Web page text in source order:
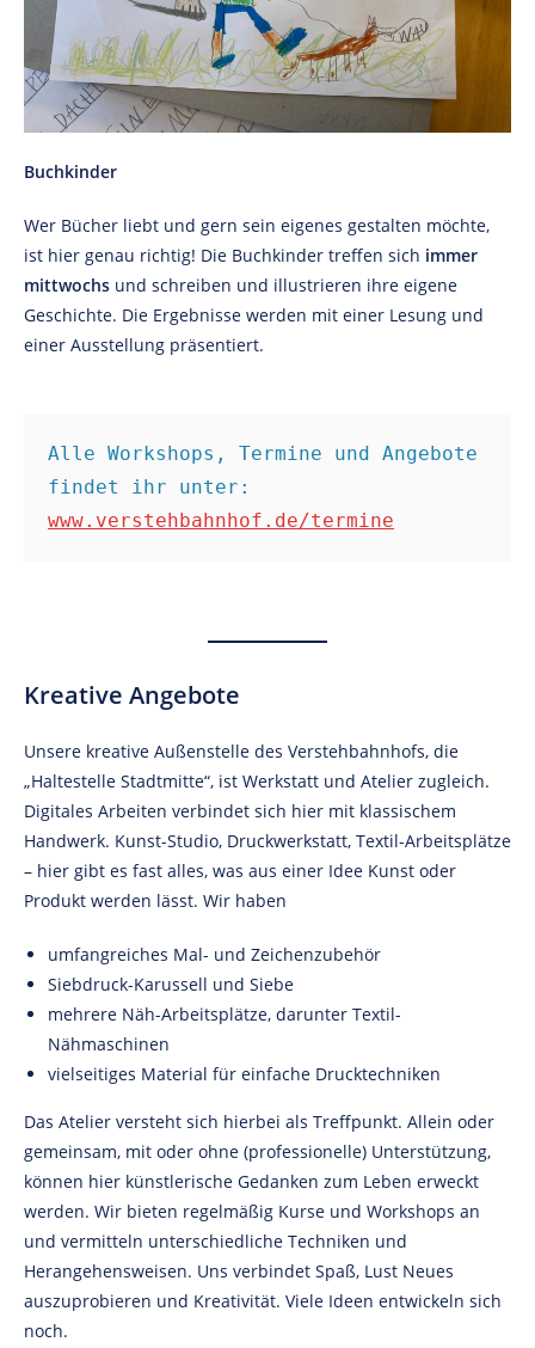
Buchkinder
Wer Bücher liebt und gern sein eigenes gestalten möchte,
ist hier genau richtig! Die Buchkinder treffen sich immer
mittwochs und schreiben und illustrieren ihre eigene
Geschichte. Die Ergebnisse werden mit einer Lesung und
einer Ausstellung präsentiert.
Alle Workshops, Termine und Angebote
www.verstehbahnhof.de/termine
Kreative Angebote
Unsere kreative Außenstelle des Verstehbahnhofs, die
„Haltestelle Stadtmitte“, ist Werkstatt und Atelier zugleich.
Digitales Arbeiten verbindet sich hier mit klassischem
Handwerk. Kunst-Studio, Druckwerkstatt, Textil-Arbeitsplätze
– hier gibt es fast alles, was aus einer Idee Kunst oder
Produkt werden lässt. Wir haben
umfangreiches Mal- und Zeichenzubehör
Siebdruck-Karussell und Siebe
mehrere Näh-Arbeitsplätze, darunter Textil-
Nähmaschinen
vielseitiges Material für einfache Drucktechniken
Das Atelier versteht sich hierbei als Treffpunkt. Allein oder
gemeinsam, mit oder ohne (professionelle) Unterstützung,
können hier künstlerische Gedanken zum Leben erweckt
werden. Wir bieten regelmäßig Kurse und Workshops an
und vermitteln unterschiedliche Techniken und
Herangehensweisen. Uns verbindet Spaß, Lust Neues
auszuprobieren und Kreativität. Viele Ideen entwickeln sich
noch.